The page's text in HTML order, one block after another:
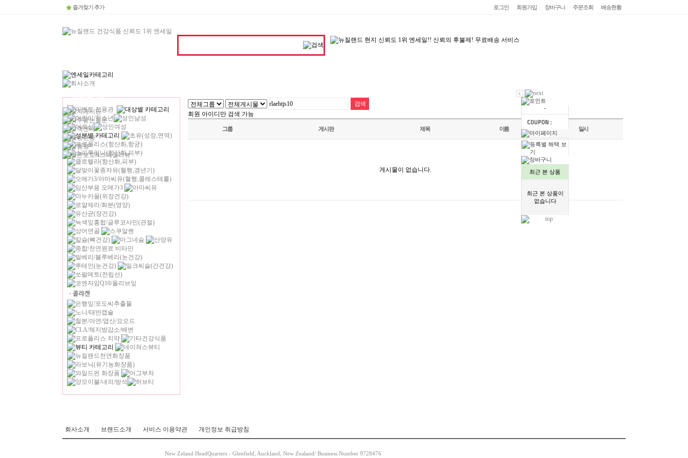
즐겨찾기 추가 로그인 회원가입 장바구니 주문조회 배송현황
-
최근 본 상품
최근 본 상품이
없습니다
회원 아이디만 검색 가능
그룹 게시판 제목 이름 일시
게시물이 없습니다.
회사소개 브랜드소개 서비스 이용약관 개인정보 취급방침
New Zeland HeadQuarters - Glenfield, Auckland, New Zealand/ Business Number 9728476